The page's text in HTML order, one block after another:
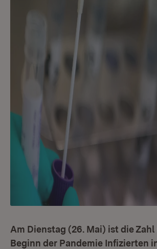
Am Dienstag (26. Mai) ist die
Beginn der Pandemie Infizierten